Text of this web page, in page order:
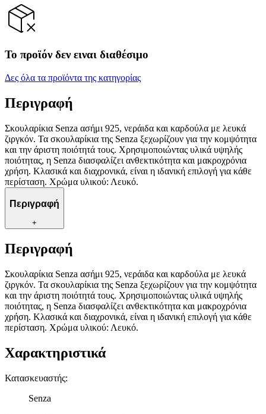
Το προϊόν δεν ειναι διαθέσιμο
Δες όλα τα προϊόντα της κατηγορίας
Περιγραφή
Σκουλαρίκια Senza ασήμι 925, νεράιδα και καρδούλα με λευκά
ζιργκόν. Τα σκουλαρίκια της Senza ξεχωρίζουν για την κομψότητα
και την άριστη ποιότητά τους. Χρησιμοποιώντας υλικά υψηλής
ποιότητας, η Senza διασφαλίζει ανθεκτικότητα και μακροχρόνια
χρήση. Κλασικά και διαχρονικά, είναι η ιδανική επιλογή για κάθε
περίσταση. Χρώμα υλικού: Λευκό.
Περιγραφή
+
Περιγραφή
Σκουλαρίκια Senza ασήμι 925, νεράιδα και καρδούλα με λευκά
ζιργκόν. Τα σκουλαρίκια της Senza ξεχωρίζουν για την κομψότητα
και την άριστη ποιότητά τους. Χρησιμοποιώντας υλικά υψηλής
ποιότητας, η Senza διασφαλίζει ανθεκτικότητα και μακροχρόνια
χρήση. Κλασικά και διαχρονικά, είναι η ιδανική επιλογή για κάθε
περίσταση. Χρώμα υλικού: Λευκό.
Χαρακτηριστικά
Κατασκευαστής:
Senza